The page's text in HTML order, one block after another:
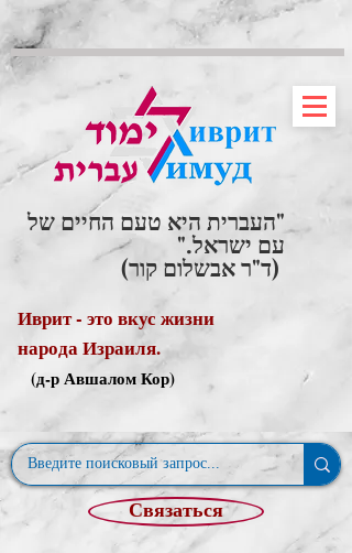
"העברית היא טעם החיים של
עם ישראל."
(ד"ר אבשלום קור)
Иврит - это вкус жизни
народа Израиля.
(д-р Авшалом Кор)
Связаться